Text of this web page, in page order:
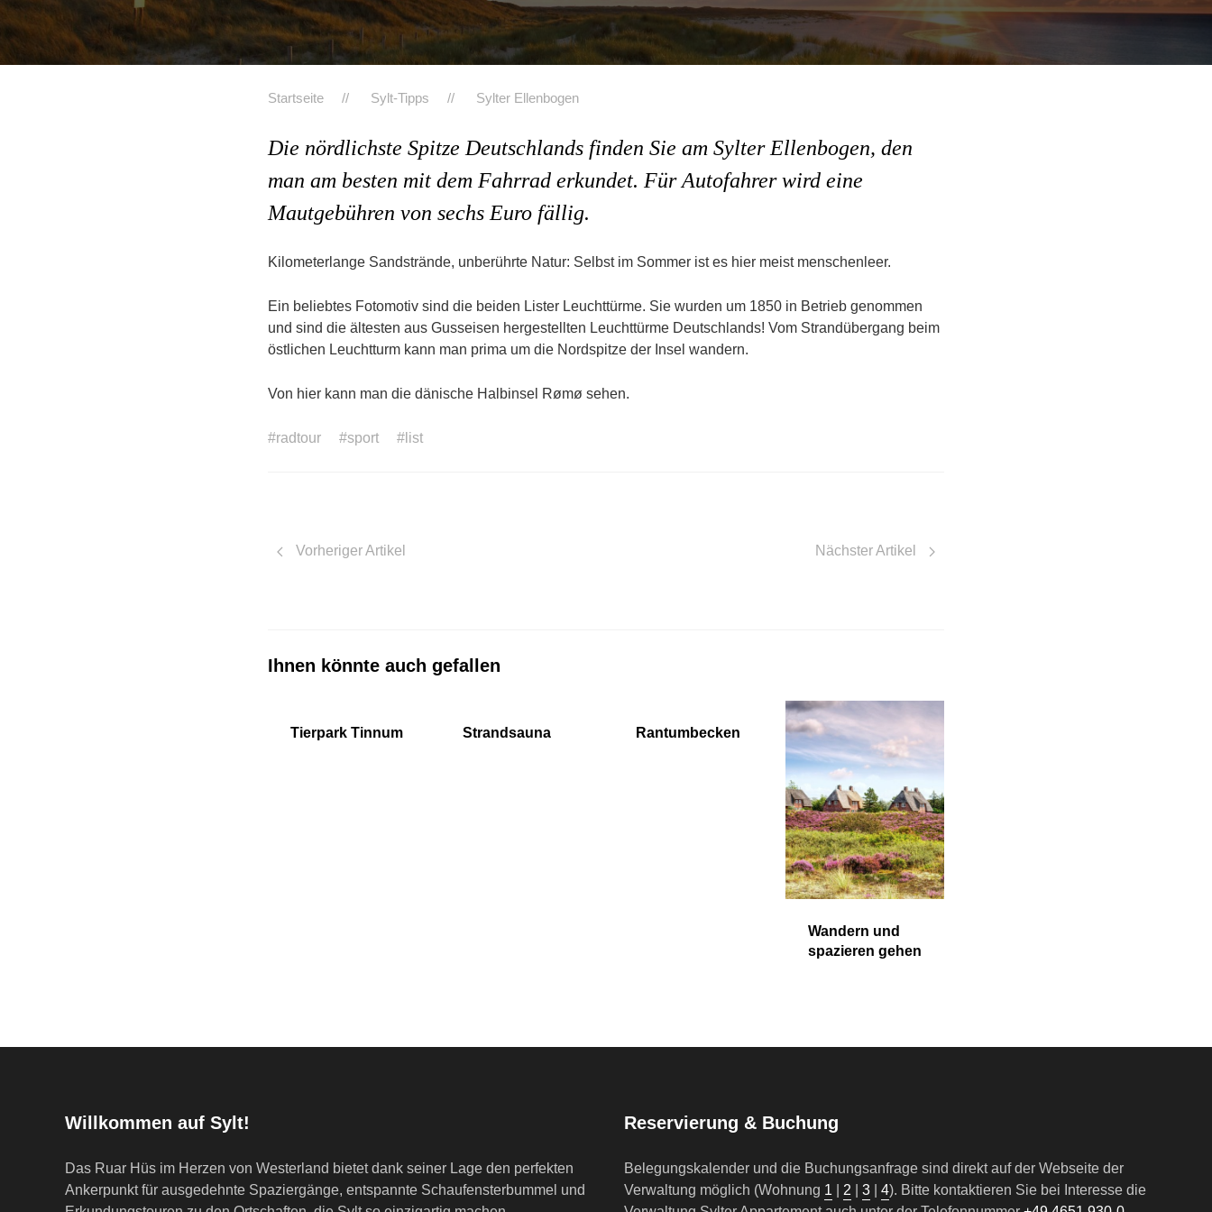
Startseite Sylt-Tipps Sylter Ellenbogen
Die nördlichste Spitze Deutschlands finden Sie am Sylter Ellenbogen, den
man am besten mit dem Fahrrad erkundet. Für Autofahrer wird eine
Mautgebühren von sechs Euro fällig.
Kilometerlange Sandstrände, unberührte Natur: Selbst im Sommer ist es hier meist menschenleer.
Ein beliebtes Fotomotiv sind die beiden Lister Leuchttürme. Sie wurden um 1850 in Betrieb genommen
und sind die ältesten aus Gusseisen hergestellten Leuchttürme Deutschlands! Vom Strandübergang beim
östlichen Leuchtturm kann man prima um die Nordspitze der Insel wandern.
Von hier kann man die dänische Halbinsel Rømø sehen.
#radtour #sport #list
Vorheriger Artikel Nächster Artikel
Ihnen könnte auch gefallen
Tierpark Tinnum Strandsauna Rantumbecken
Wandern und
spazieren gehen
Willkommen auf Sylt!
Das Ruar Hüs im Herzen von Westerland bietet dank seiner Lage den perfekten
Ankerpunkt für ausgedehnte Spaziergänge, entspannte Schaufensterbummel und
Reservierung & Buchung
Belegungskalender und die Buchungsanfrage sind direkt auf der Webseite der
Verwaltung möglich (Wohnung 1 2 3 4). Bitte kontaktieren Sie bei Interesse die